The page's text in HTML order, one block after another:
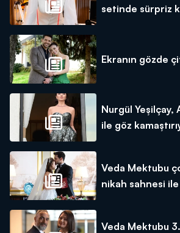
setinde sürpriz
Ekranın gözde
Nurgül
ile göz
Veda Mektubu
nikah sahnesi
Veda Mektubu